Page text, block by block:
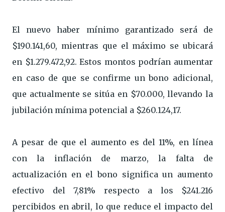
El nuevo haber mínimo garantizado será de
$190.141,60, mientras que el máximo se ubicará
en $1.279.472,92. Estos montos podrían aumentar
en caso de que se confirme un bono adicional,
que actualmente se sitúa en $70.000, llevando la
jubilación mínima potencial a $260.124,17.
A pesar de que el aumento es del 11%, en línea
con la inflación de marzo, la falta de
actualización en el bono significa un aumento
efectivo del 7,81% respecto a los $241.216
percibidos en abril, lo que reduce el impacto del